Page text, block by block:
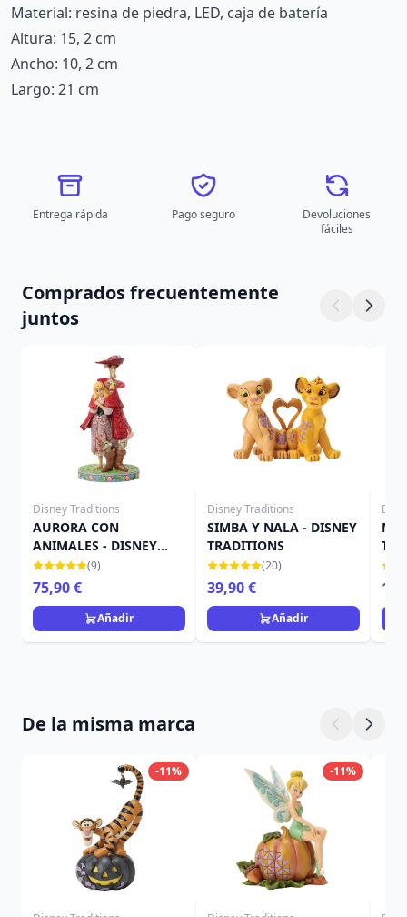
Material: resina de piedra, LED, caja de batería
Altura: 15, 2 cm
Ancho: 10, 2 cm
Largo: 21 cm
Entrega rápida Pago seguro
Devoluciones
fáciles
Comprados frecuentemente
juntos
Disney Traditions
AURORA CON
ANIMALES - DISNEY
TRADITIONS
(9)
75,90 €
Añadir
Disney Traditions
SIMBA Y NALA - DISNEY
TRADITIONS
(20)
39,90 €
Añadir
De la misma marca
-11% -11%